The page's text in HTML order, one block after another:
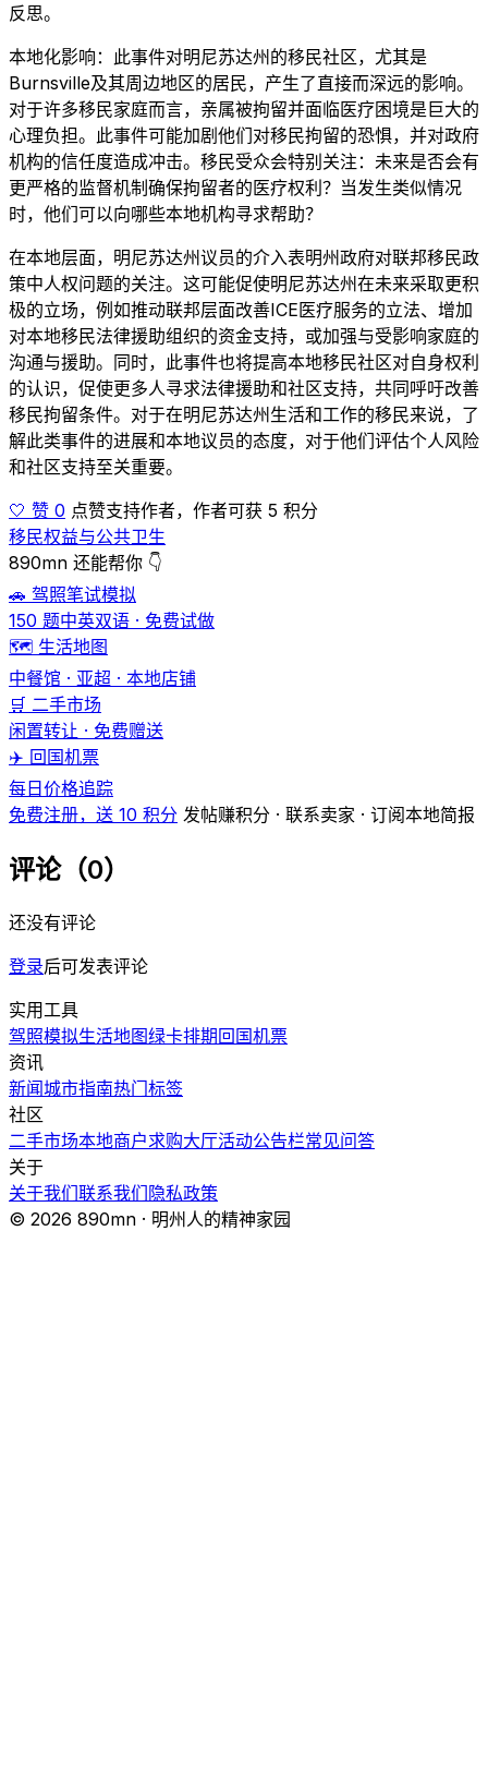
反思。
本地化影响：此事件对明尼苏达州的移民社区，尤其是
Burnsville及其周边地区的居民，产生了直接而深远的影响。
对于许多移民家庭而言，亲属被拘留并面临医疗困境是巨大的
心理负担。此事件可能加剧他们对移民拘留的恐惧，并对政府
机构的信任度造成冲击。移民受众会特别关注：未来是否会有
更严格的监督机制确保拘留者的医疗权利？当发生类似情况
时，他们可以向哪些本地机构寻求帮助？
在本地层面，明尼苏达州议员的介入表明州政府对联邦移民政
策中人权问题的关注。这可能促使明尼苏达州在未来采取更积
极的立场，例如推动联邦层面改善ICE医疗服务的立法、增加
对本地移民法律援助组织的资金支持，或加强与受影响家庭的
沟通与援助。同时，此事件也将提高本地移民社区对自身权利
的认识，促使更多人寻求法律援助和社区支持，共同呼吁改善
移民拘留条件。对于在明尼苏达州生活和工作的移民来说，了
解此类事件的进展和本地议员的态度，对于他们评估个人风险
和社区支持至关重要。
🤍 赞 0 点赞支持作者，作者可获 5 积分
移民权益与公共卫生
890mn 还能帮你 👇
🚗 驾照笔试模拟
150 题中英双语 · 免费试做
🗺️ 生活地图
中餐馆 · 亚超 · 本地店铺
🛒 二手市场
闲置转让 · 免费赠送
✈️ 回国机票
每日价格追踪
免费注册，送 10 积分 发帖赚积分 · 联系卖家 · 订阅本地简报
评论（0）
还没有评论
登录后可发表评论
实用工具
驾照模拟生活地图绿卡排期回国机票
资讯
新闻城市指南热门标签
社区
二手市场本地商户求购大厅活动公告栏常见问答
关于
关于我们联系我们隐私政策
© 2026 890mn · 明州人的精神家园